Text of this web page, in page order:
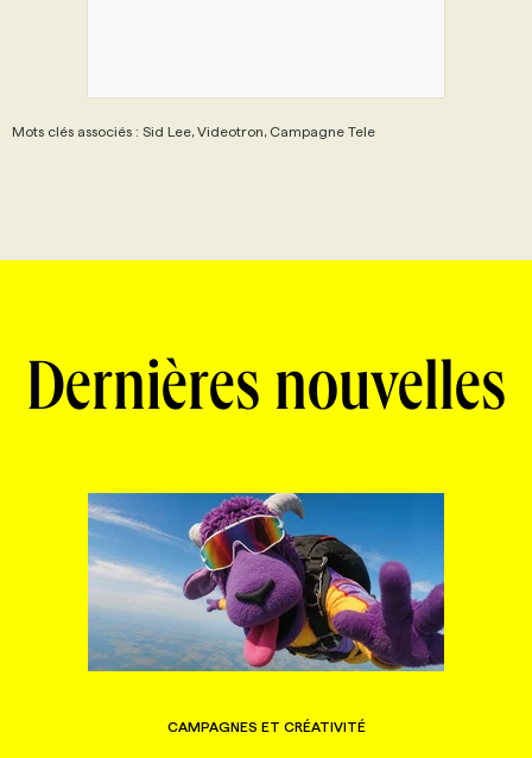
Mots clés associés : Sid Lee, Videotron, Campagne Tele
Dernières nouvelles
CAMPAGNES ET CRÉATIVITÉ